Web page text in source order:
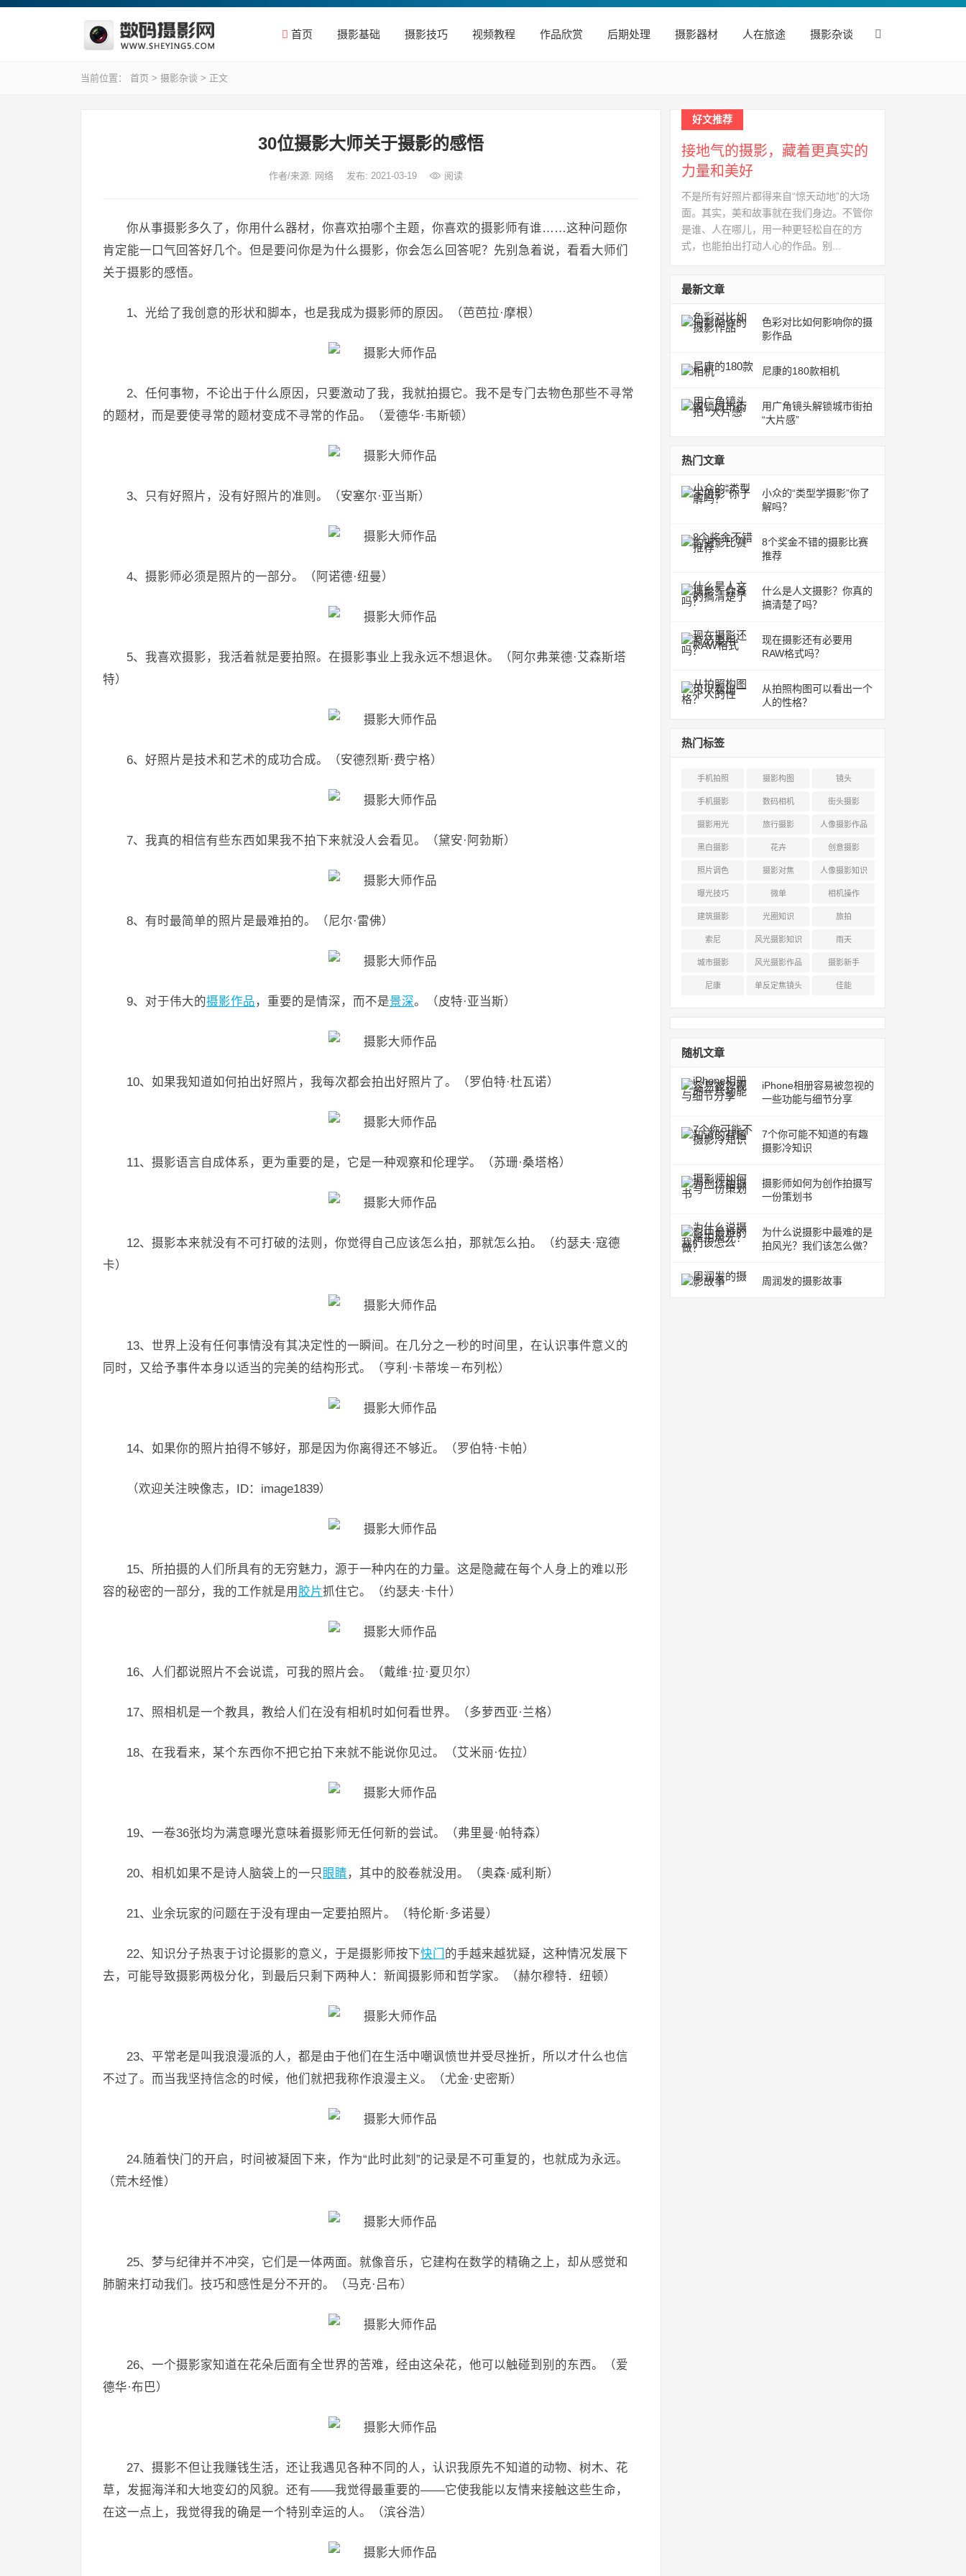
首页 摄影基础 摄影技巧 视频教程 作品欣赏 后期处理 摄影器材 人在旅途 摄影杂谈
当前位置： 首页 > 摄影杂谈 > 正文
30位摄影大师关于摄影的感悟
作者/来源: 网络 发布: 2021-03-19 阅读
你从事摄影多久了，你用什么器材，你喜欢拍哪个主题，你喜欢的摄影师有谁……这种问题你
肯定能一口气回答好几个。但是要问你是为什么摄影，你会怎么回答呢？先别急着说，看看大师们
关于摄影的感悟。
1、光给了我创意的形状和脚本，也是我成为摄影师的原因。（芭芭拉·摩根）
2、任何事物，不论出于什么原因，只要激动了我，我就拍摄它。我不是专门去物色那些不寻常
的题材，而是要使寻常的题材变成不寻常的作品。（爱德华·韦斯顿）
3、只有好照片，没有好照片的准则。（安塞尔·亚当斯）
4、摄影师必须是照片的一部分。（阿诺德·纽曼）
5、我喜欢摄影，我活着就是要拍照。在摄影事业上我永远不想退休。（阿尔弗莱德·艾森斯塔
特）
6、好照片是技术和艺术的成功合成。（安德烈斯·费宁格）
7、我真的相信有些东西如果我不拍下来就没人会看见。（黛安·阿勃斯）
8、有时最简单的照片是最难拍的。（尼尔·雷佛）
9、对于伟大的摄影作品 ，重要的是情深，而不是景深。（皮特·亚当斯）
10、如果我知道如何拍出好照片，我每次都会拍出好照片了。（罗伯特·杜瓦诺）
11、摄影语言自成体系，更为重要的是，它是一种观察和伦理学。（苏珊·桑塔格）
12、摄影本来就没有不可打破的法则，你觉得自己应该怎么拍，那就怎么拍。（约瑟夫·寇德
卡）
13、世界上没有任何事情没有其决定性的一瞬间。在几分之一秒的时间里，在认识事件意义的
同时，又给予事件本身以适当的完美的结构形式。（亨利·卡蒂埃－布列松）
14、如果你的照片拍得不够好，那是因为你离得还不够近。（罗伯特·卡帕）
（欢迎关注映像志，ID：image1839）
15、所拍摄的人们所具有的无穷魅力，源于一种内在的力量。这是隐藏在每个人身上的难以形
容的秘密的一部分，我的工作就是用 胶片抓住它。（约瑟夫·卡什）
16、人们都说照片不会说谎，可我的照片会。（戴维·拉·夏贝尔）
17、照相机是一个教具，教给人们在没有相机时如何看世界。（多萝西亚·兰格）
18、在我看来，某个东西你不把它拍下来就不能说你见过。（艾米丽·佐拉）
19、一卷36张均为满意曝光意味着摄影师无任何新的尝试。（弗里曼·帕特森）
20、相机如果不是诗人脑袋上的一只 眼睛 ，其中的胶卷就没用。（奥森·威利斯）
21、业余玩家的问题在于没有理由一定要拍照片。（特伦斯·多诺曼）
22、知识分子热衷于讨论摄影的意义，于是摄影师按下快门 的手越来越犹疑，这种情况发展下
去，可能导致摄影两极分化，到最后只剩下两种人：新闻摄影师和哲学家。（赫尔穆特．纽顿）
23、平常老是叫我浪漫派的人，都是由于他们在生活中嘲讽愤世并受尽挫折，所以才什么也信
不过了。而当我坚持信念的时候，他们就把我称作浪漫主义。（尤金·史密斯）
24.随着快门的开启，时间被凝固下来，作为“此时此刻”的记录是不可重复的，也就成为永远。
（荒木经惟）
25、梦与纪律并不冲突，它们是一体两面。就像音乐，它建构在数学的精确之上，却从感觉和
肺腑来打动我们。技巧和感性是分不开的。（马克·吕布）
26、一个摄影家知道在花朵后面有全世界的苦难，经由这朵花，他可以触碰到别的东西。（爱
德华·布巴）
27、摄影不但让我赚钱生活，还让我遇见各种不同的人，认识我原先不知道的动物、树木、花
草，发掘海洋和大地变幻的风貌。还有——我觉得最重要的——它使我能以友情来接触这些生命，
在这一点上，我觉得我的确是一个特别幸运的人。（滨谷浩）
好文推荐
接地气的摄影，藏着更真实的
力量和美好
不是所有好照片都得来自“惊天动地”的大场
面。其实，美和故事就在我们身边。不管你
是谁、人在哪儿，用一种更轻松自在的方
式，也能拍出打动人心的作品。别...
最新文章
色彩对比如何影响你的摄
影作品
尼康的180款相机
用广角镜头解锁城市街拍
“大片感”
热门文章
小众的“类型学摄影”你了
解吗？
8个奖金不错的摄影比赛
推荐
什么是人文摄影？你真的
搞清楚了吗？
现在摄影还有必要用
RAW格式吗？
从拍照构图可以看出一个
人的性格？
热门标签
手机拍照 摄影构图 镜头
手机摄影 数码相机 街头摄影
摄影用光 旅行摄影 人像摄影作品
黑白摄影 花卉 创意摄影
照片调色 摄影对焦 人像摄影知识
曝光技巧 微单 相机操作
建筑摄影 光圈知识 旅拍
索尼 风光摄影知识 雨天
城市摄影 风光摄影作品 摄影新手
尼康 单反定焦镜头 佳能
随机文章
iPhone相册容易被忽视的
一些功能与细节分享
7个你可能不知道的有趣
摄影冷知识
摄影师如何为创作拍摄写
一份策划书
为什么说摄影中最难的是
拍风光？我们该怎么做？
周润发的摄影故事